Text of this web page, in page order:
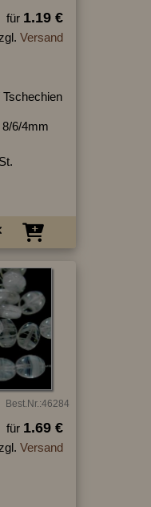
für 1.19 €
Versand
6/4mm
Best.Nr.:46284
für 1.69 €
Versand